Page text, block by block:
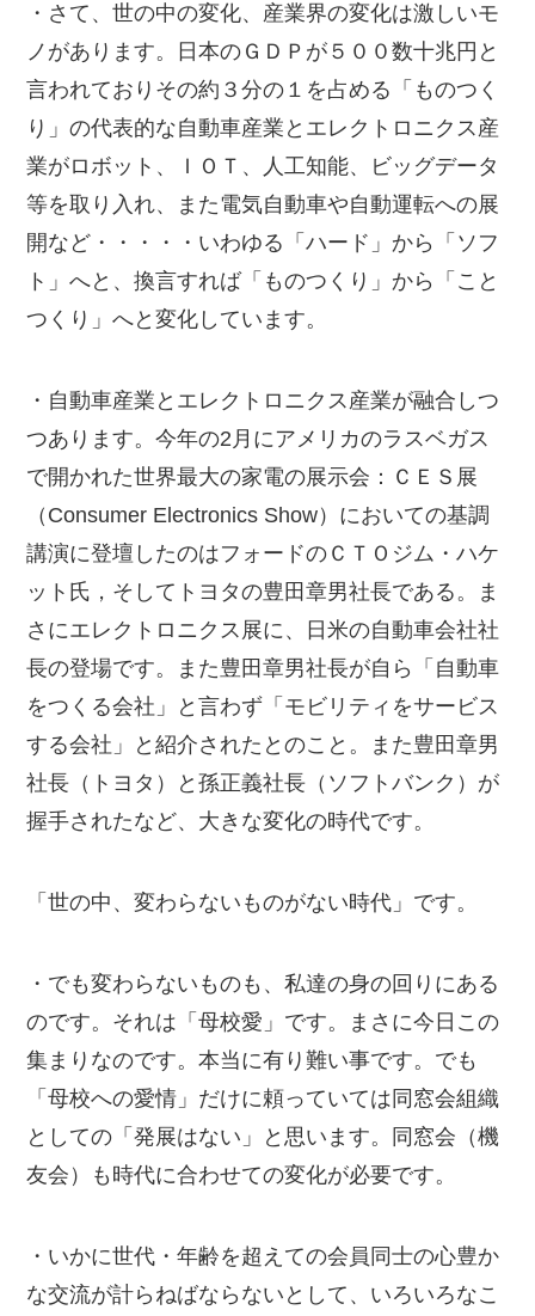
・さて、世の中の変化、産業界の変化は激しいモ
ノがあります。日本のＧＤＰが５００数十兆円と
言われておりその約３分の１を占める「ものつく
り」の代表的な自動車産業とエレクトロニクス産
業がロボット、ＩＯＴ、人工知能、ビッグデータ
等を取り入れ、また電気自動車や自動運転への展
開など・・・・・いわゆる「ハード」から「ソフ
ト」へと、換言すれば「ものつくり」から「こと
つくり」へと変化しています。
・自動車産業とエレクトロニクス産業が融合しつ
つあります。今年の2月にアメリカのラスベガス
で開かれた世界最大の家電の展示会：ＣＥＳ展
（Consumer Electronics Show）においての基調
講演に登壇したのはフォードのＣＴＯジム・ハケ
ット氏，そしてトヨタの豊田章男社長である。ま
さにエレクトロニクス展に、日米の自動車会社社
長の登場です。また豊田章男社長が自ら「自動車
をつくる会社」と言わず「モビリティをサービス
する会社」と紹介されたとのこと。また豊田章男
社長（トヨタ）と孫正義社長（ソフトバンク）が
握手されたなど、大きな変化の時代です。
「世の中、変わらないものがない時代」です。
・でも変わらないものも、私達の身の回りにある
のです。それは「母校愛」です。まさに今日この
集まりなのです。本当に有り難い事です。でも
「母校への愛情」だけに頼っていては同窓会組織
としての「発展はない」と思います。同窓会（機
友会）も時代に合わせての変化が必要です。
・いかに世代・年齢を超えての会員同士の心豊か
な交流が計らねばならないとして、いろいろなこ